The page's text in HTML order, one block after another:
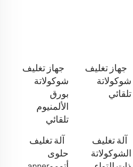
جهاز تغليف
شوكولاتة
تلقائي
جهاز تغليف
شوكولاتة
بورق
الألمنيوم
تلقائي
آلة تغليف
الشوكولاتة
آلة تغليف
حلوى